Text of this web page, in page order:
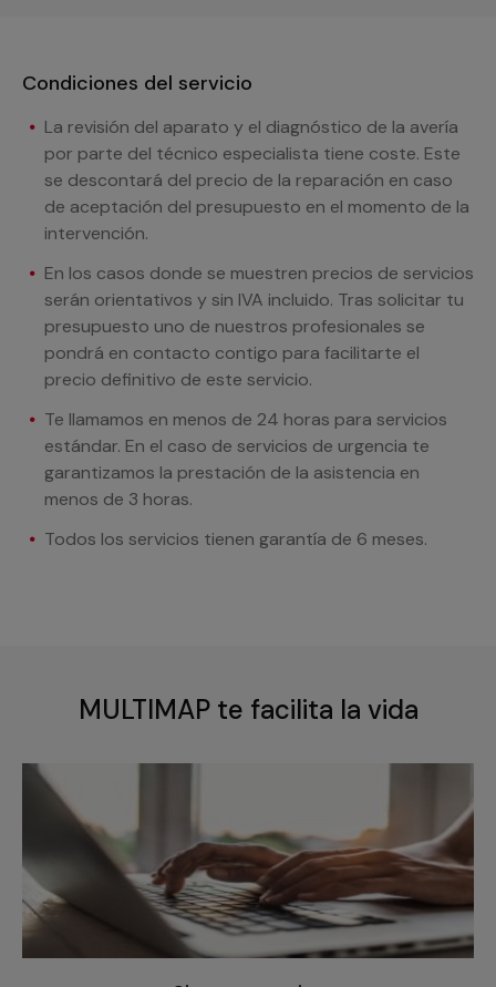
Condiciones del servicio
La revisión del aparato y el diagnóstico de la avería
por parte del técnico especialista tiene coste. Este
se descontará del precio de la reparación en caso
de aceptación del presupuesto en el momento de la
intervención.
En los casos donde se muestren precios de servicios
serán orientativos y sin IVA incluido. Tras solicitar tu
presupuesto uno de nuestros profesionales se
pondrá en contacto contigo para facilitarte el
precio definitivo de este servicio.
Te llamamos en menos de 24 horas para servicios
estándar. En el caso de servicios de urgencia te
garantizamos la prestación de la asistencia en
menos de 3 horas.
Todos los servicios tienen garantía de 6 meses.
MULTIMAP te facilita la vida